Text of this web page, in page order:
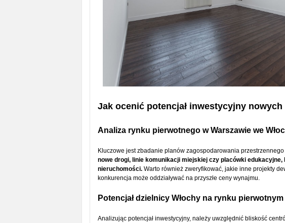
Jak ocenić potencjał inwestycyjny
Analiza rynku pierwotnego w Warszawie we
Kluczowe jest zbadanie planów zagospodarowania przestrzennego
nowe drogi, linie komunikacji miejskiej czy placówki edukacyjne,
nieruchomości.Warto również zweryfikować, jakie inne projekty
konkurencja może oddziaływać na przyszłe ceny wynajmu.
Potencjał dzielnicy Włochy na rynku pierwotnym
Analizując potencjał inwestycyjny, należy uwzględnić bliskość